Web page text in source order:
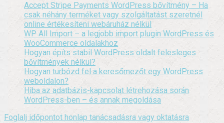
Accept Stripe Payments WordPress bővítmény – Ha
csak néhány terméket vagy szolgáltatást szeretnél
online értékesíteni webáruház nélkül
WP All Import – a legjobb import plugin WordPress és
WooCommerce oldalakhoz
Hogyan építs stabil WordPress oldalt felesleges
bővítmények nélkül?
Hogyan turbózd fel a keresőmezőt egy WordPress
weboldalon?
Hiba az adatbázis-kapcsolat létrehozása során
WordPress-ben – és annak megoldása
Foglalj időpontot honlap tanácsadásra vagy oktatásra